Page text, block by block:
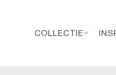
COLLECTIE